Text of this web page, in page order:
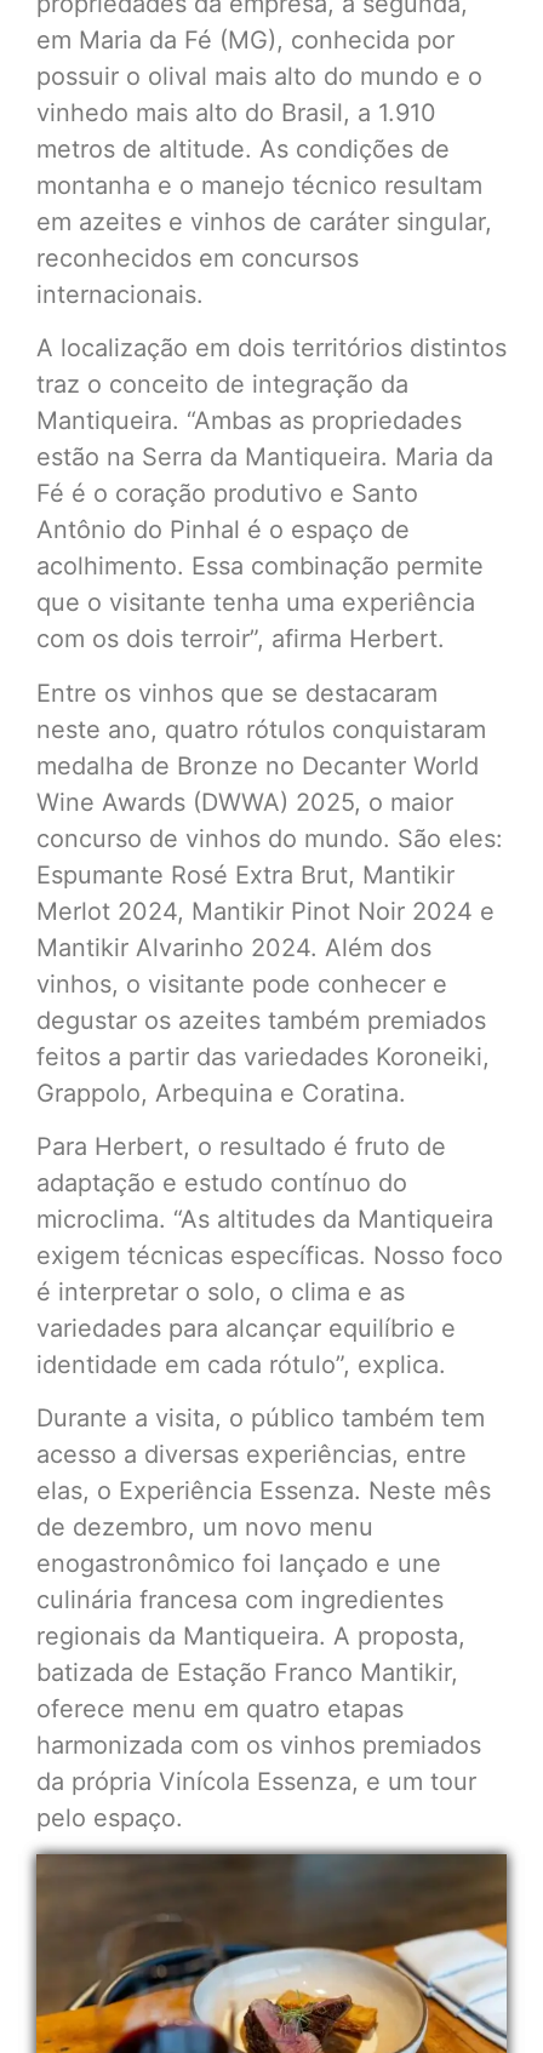
em Maria da Fé (MG), conhecida por
possuir o olival mais alto do mundo e o
vinhedo mais alto do Brasil, a 1.910
metros de altitude. As condições de
montanha e o manejo técnico resultam
em azeites e vinhos de caráter singular,
reconhecidos em concursos
internacionais.
A localização em dois territórios distintos
traz o conceito de integração da
Mantiqueira. “Ambas as propriedades
estão na Serra da Mantiqueira. Maria da
Fé é o coração produtivo e Santo
Antônio do Pinhal é o espaço de
acolhimento. Essa combinação permite
que o visitante tenha uma experiência
com os dois terroir”, afirma Herbert.
Entre os vinhos que se destacaram
neste ano, quatro rótulos conquistaram
medalha de Bronze no Decanter World
Wine Awards (DWWA) 2025, o maior
concurso de vinhos do mundo. São eles:
Espumante Rosé Extra Brut, Mantikir
Merlot 2024, Mantikir Pinot Noir 2024 e
Mantikir Alvarinho 2024. Além dos
vinhos, o visitante pode conhecer e
degustar os azeites também premiados
feitos a partir das variedades Koroneiki,
Grappolo, Arbequina e Coratina.
Para Herbert, o resultado é fruto de
adaptação e estudo contínuo do
microclima. “As altitudes da Mantiqueira
exigem técnicas específicas. Nosso foco
é interpretar o solo, o clima e as
variedades para alcançar equilíbrio e
identidade em cada rótulo”, explica.
Durante a visita, o público também tem
acesso a diversas experiências, entre
elas, o Experiência Essenza. Neste mês
de dezembro, um novo menu
enogastronômico foi lançado e une
culinária francesa com ingredientes
regionais da Mantiqueira. A proposta,
batizada de Estação Franco Mantikir,
oferece menu em quatro etapas
harmonizada com os vinhos premiados
da própria Vinícola Essenza, e um tour
pelo espaço.